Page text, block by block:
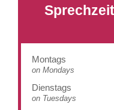
Montags
on Mondays
Dienstags
on Tuesdays